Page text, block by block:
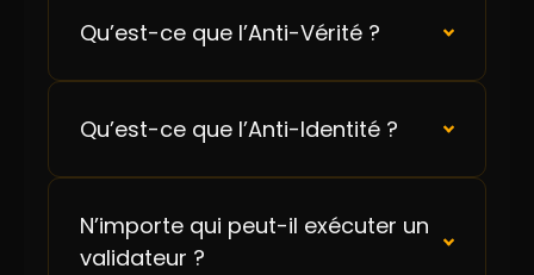
Qu’est-ce que l’Anti-Vérité ?
Qu’est-ce que l’Anti-Identité ?
N’importe qui peut-il exécuter un
validateur ?